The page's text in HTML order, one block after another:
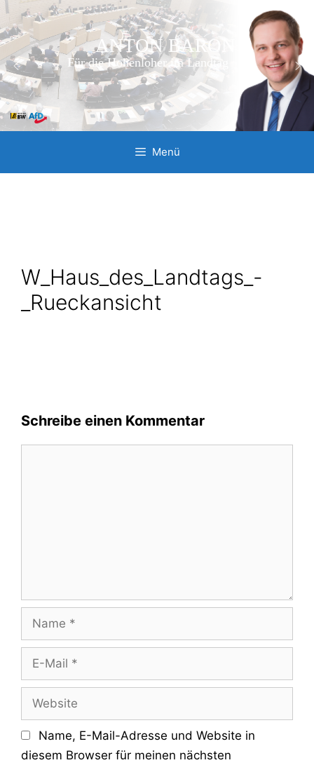
Inhalt
Menü
W_Haus_des_Landtags_-
_Rueckansicht
Schreibe einen Kommentar
Name
Website
Name, E-Mail-Adresse und Website in
diesem Browser für meinen nächsten